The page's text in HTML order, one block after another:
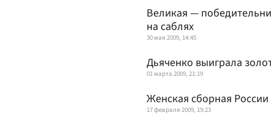
Великая —
на саблях
30 мая 2009, 14:45
Дьяченко выиграла
01 марта 2009, 21:19
Женская сборная
17 февраля 2009, 19:23